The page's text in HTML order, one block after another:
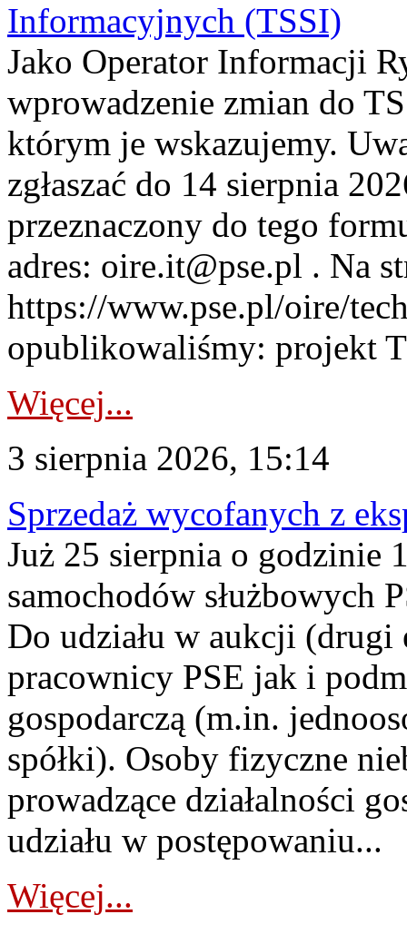
Informacyjnych (TSSI)
Jako Operator Informacji
wprowadzenie zmian do
którym je wskazujemy.
zgłaszać do 14 sierpnia
przeznaczony do tego
adres: oire.it@pse.pl . Na
https://www.pse.pl/oire/
opublikowaliśmy: projekt
Więcej...
3 sierpnia 2026, 15:14
Sprzedaż wycofanych z
Już 25 sierpnia o godzinie
samochodów służbowych
Do udziału w aukcji (drugi
pracownicy PSE jak i
gospodarczą (m.in.
spółki). Osoby fizyczne
prowadzące działalności
udziału w postępowaniu...
Więcej...